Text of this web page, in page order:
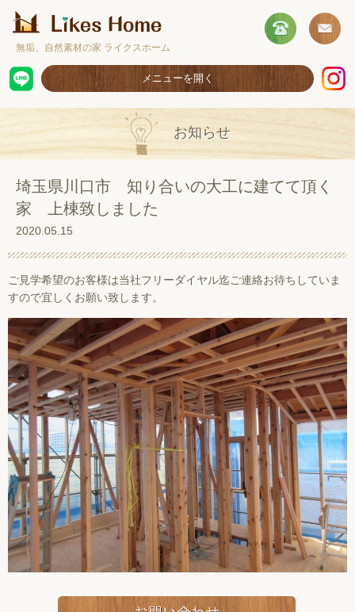
無垢、自然素材の家 ライクスホーム
メニューを開く
ホーム
コンセプト
施工事例
取扱商品
ショールームのご案内
採用情報
お知らせ
埼玉県川口市 知り合いの大工に建てて頂く
家 上棟致しました
2020.05.15
ご見学希望のお客様は当社フリーダイヤル迄ご連絡お待ちしていま
すので宜しくお願い致します。